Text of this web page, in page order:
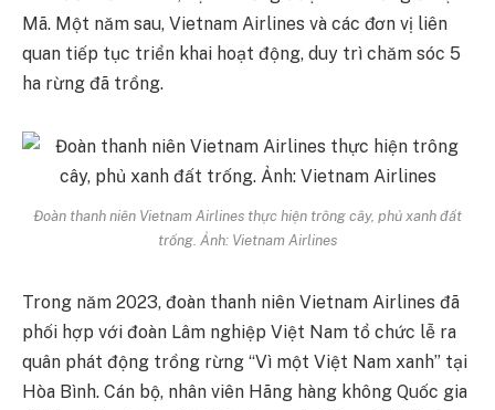
Mã. Một năm sau, Vietnam Airlines và các đơn vị liên
quan tiếp tục triển khai hoạt động, duy trì chăm sóc 5
ha rừng đã trồng.
Đoàn thanh niên Vietnam Airlines thực hiện trông cây, phủ xanh đất
trống. Ảnh: Vietnam Airlines
Trong năm 2023, đoàn thanh niên Vietnam Airlines đã
phối hợp với đoàn Lâm nghiệp Việt Nam tổ chức lễ ra
quân phát động trồng rừng “Vì một Việt Nam xanh” tại
Hòa Bình. Cán bộ, nhân viên Hãng hàng không Quốc gia